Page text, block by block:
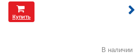
Купить
В наличии